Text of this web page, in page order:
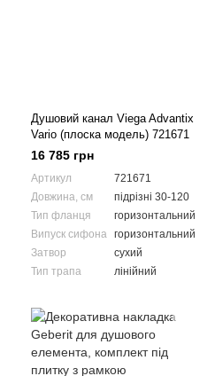
Душовий канал Viega Advantix
Vario (плоска модель) 721671
16 785 грн
Артикул
721671
Довжина, см
підрізні 30-120
Тип фланця
горизонтальний
Випуск сифона горизонтальний
Затвор
сухий
Тип трапа
лінійний